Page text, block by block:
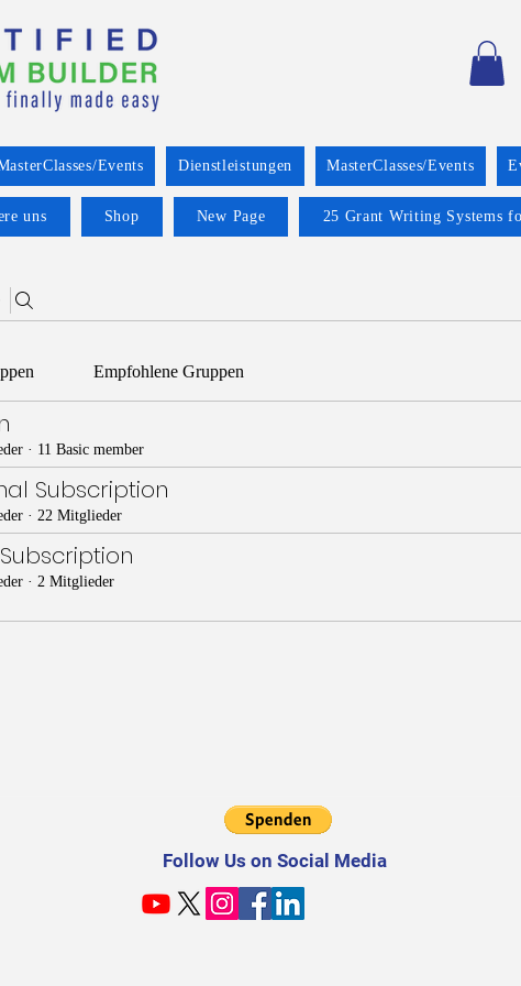
Events Dienstleistungen MasterClasses/Events
uns Shop New Page 25 Grant Writing Systems
Empfohlene Gruppen
· 11 Basic member
Subscription
· 22 Mitglieder
· 2 Mitglieder
Follow Us on Social Media